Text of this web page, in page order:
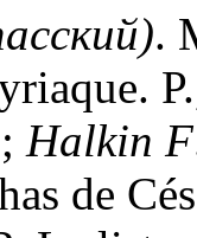
.
Halkin F
de